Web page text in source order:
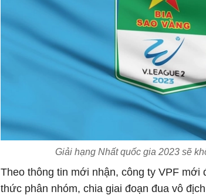
Giải hạng Nhất quốc gia 2023 sẽ
Theo thông tin mới nhận, công ty VPF mới
thức phân nhóm, chia giai đoạn đua vô